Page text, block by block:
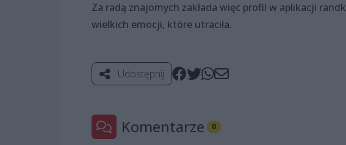
Za radą znajomych zakłada więc profil w aplikacji
wielkich emocji, które utraciła.
Udostępnij
Komentarze 0